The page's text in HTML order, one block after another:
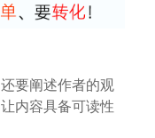
要阐述作者的观
内容具备可读性